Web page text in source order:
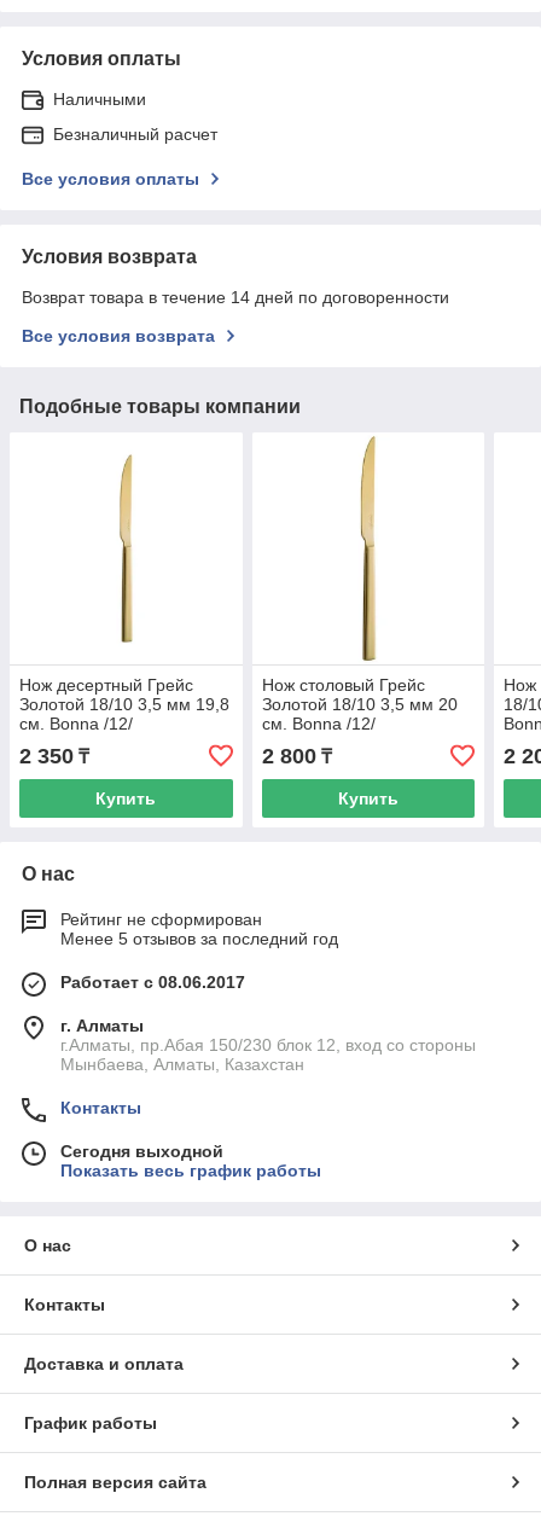
Условия оплаты
Наличными
Безналичный расчет
Все условия оплаты
Условия возврата
Возврат товара в течение 14 дней по договоренности
Все условия возврата
Подобные товары компании
Нож десертный Грейс
Золотой 18/10 3,5 мм 19,8
см. Bonna /12/
2 350 ₸
Купить
Нож столовый Грейс
Золотой 18/10 3,5 мм 20
см. Bonna /12/
2 800₸
Купить
Нож
18/
2
О нас
Рейтинг не сформирован
Менее 5 отзывов за последний год
Работает с 08.06.2017
г. Алматы
г.Алматы, пр.Абая 150/230 блок 12, вход со стороны
Мынбаева, Алматы, Казахстан
Контакты
Сегодня выходной
Показать весь график работы
О нас
Контакты
Доставка и оплата
График работы
Полная версия сайта